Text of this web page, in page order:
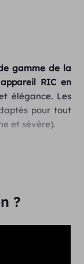
gamme de la
appareil RIC en
élégance. Les
pour tout
et sévère).
Pure
?